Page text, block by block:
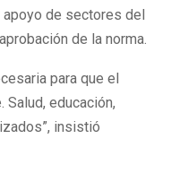
apoyo de sectores del
de la norma.
para que el
educación,
insistió